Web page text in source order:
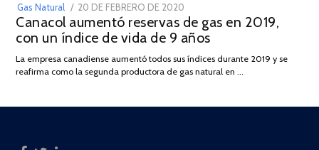
Gas Natural
POSTED
ON
20 DE FEBRERO DE 2020
DE
JULIO
2025
Canacol aumentó reservas de gas en 2019,
con un índice de vida de 9 años
La empresa canadiense aumentó todos sus índices durante 2019 y se
reafirma como la segunda productora de gas natural en …